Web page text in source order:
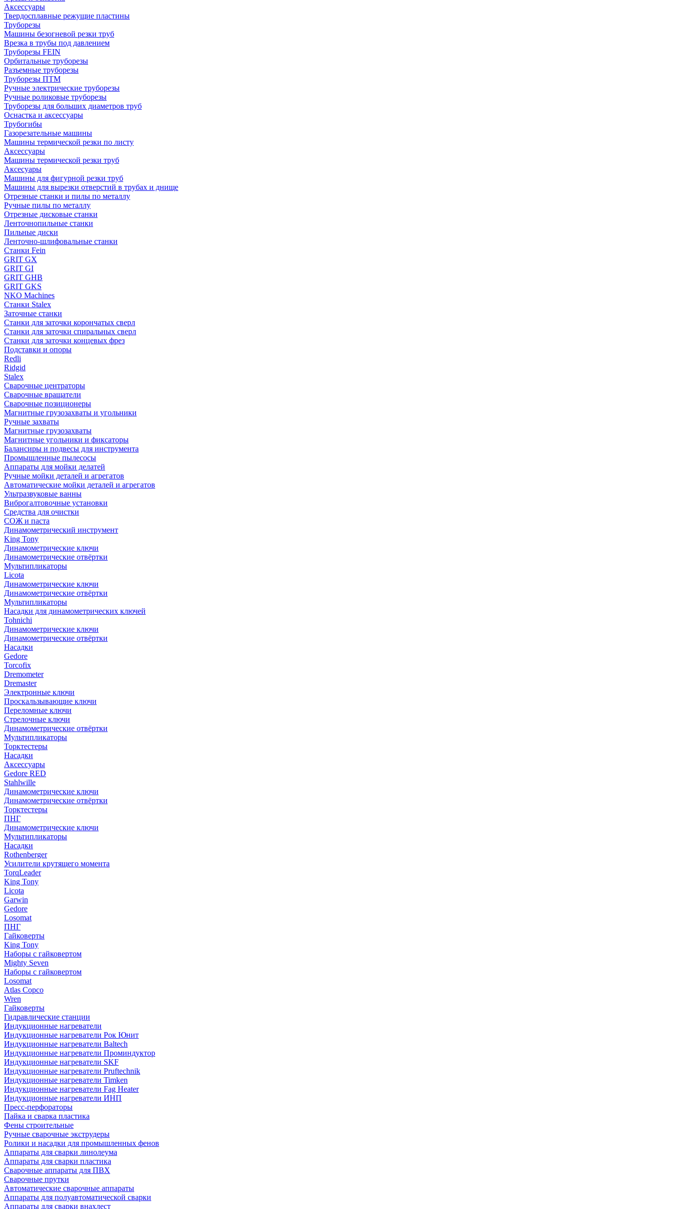
Аксессуары
Твердосплавные режущие пластины
Труборезы
Машины безогневой резки труб
Врезка в трубы под давлением
Труборезы FEIN
Орбитальные труборезы
Разъемные труборезы
Труборезы ПТМ
Ручные электрические труборезы
Ручные роликовые труборезы
Труборезы для больших диаметров труб
Оснастка и аксессуары
Трубогибы
Газорезательные машины
Машины термической резки по листу
Аксессуары
Машины термической резки труб
Аксесуары
Машины для фигурной резки труб
Машины для вырезки отверстий в трубах и днище
Отрезные станки и пилы по металлу
Ручные пилы по металлу
Отрезные дисковые станки
Ленточнопильные станки
Пильные диски
Ленточно-шлифовальные станки
Станки Fein
GRIT GX
GRIT GI
GRIT GHB
GRIT GKS
NKO Machines
Станки Stalex
Заточные станки
Станки для заточки корончатых сверл
Станки для заточки спиральных сверл
Станки для заточки концевых фрез
Подставки и опоры
Redli
Ridgid
Stalex
Сварочные центраторы
Сварочные вращатели
Сварочные позиционеры
Магнитные грузозахваты и угольники
Ручные захваты
Магнитные грузозахваты
Магнитные угольники и фиксаторы
Балансиры и подвесы для инструмента
Промышленные пылесосы
Аппараты для мойки делатей
Ручные мойки деталей и агрегатов
Автоматические мойки деталей и агрегатов
Ультразвуковые ванны
Виброгалтовочные установки
Средства для очистки
СОЖ и паста
Динамометрический инструмент
King Tony
Динамометрические ключи
Динамометрические отвёртки
Мультипликаторы
Licota
Динамометрические ключи
Динамометрические отвёртки
Мультипликаторы
Насадки для динамометрических ключей
Tohnichi
Динамометрические ключи
Динамометрические отвёртки
Насадки
Gedore
Torcofix
Dremometer
Dremaster
Электронные ключи
Проскальзывающие ключи
Переломные ключи
Стрелочные ключи
Динамометрические отвёртки
Мультипликаторы
Торктестеры
Насадки
Аксессуары
Gedore RED
Stahlwille
Динамометрические ключи
Динамометрические отвёртки
Торктестеры
ПНГ
Динамометрические ключи
Мультипликаторы
Насадки
Rothenberger
Усилители крутящего момента
TorqLeader
King Tony
Licota
Garwin
Gedore
Losomat
ПНГ
Гайковерты
King Tony
Наборы с гайковертом
Mighty Seven
Наборы с гайковертом
Losomat
Atlas Copco
Wren
Гайковерты
Гидравлические станции
Индукционные нагреватели
Индукционные нагреватели Рок Юнит
Индукционные нагреватели Baltech
Индукционные нагреватели Проминдуктор
Индукционные нагреватели SKF
Индукционные нагреватели Pruftechnik
Индукционные нагреватели Timken
Индукционные нагреватели Fag Heater
Индукционные нагреватели ИНП
Пресс-перфораторы
Пайка и сварка пластика
Фены строительные
Ручные сварочные экструдеры
Ролики и насадки для промышленных фенов
Аппараты для сварки линолеума
Аппараты для сварки пластика
Сварочные аппараты для ПВХ
Сварочные прутки
Автоматические сварочные аппараты
Аппараты для полуавтоматической сварки
Аппараты для сварки внахлест